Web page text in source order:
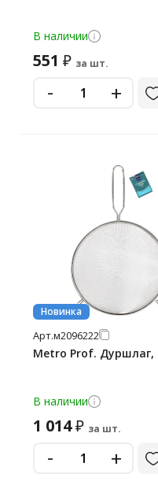
В наличии
551 ₽ за шт.
- +
Новинка
Арт.м2096222
Metro Prof. Дуршлаг,
В наличии
1 014₽ за шт.
- +